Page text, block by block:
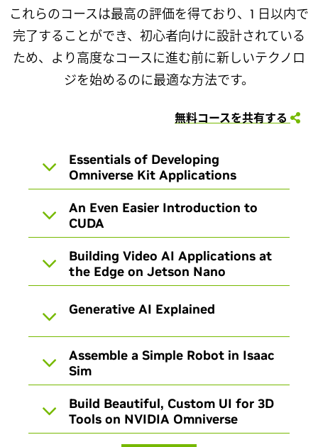
これらのコースは最高の評価を得ており、1 日以内で
完了することができ、初心者向けに設計されている
ため、より高度なコースに進む前に新しいテクノロ
ジを始めるのに最適な方法です。
無料コースを共有する
Essentials of Developing
Omniverse Kit Applications
An Even Easier Introduction to
CUDA
Building Video AI Applications at
the Edge on Jetson Nano
Generative AI Explained
Assemble a Simple Robot in Isaac
Sim
Build Beautiful, Custom UI for 3D
Tools on NVIDIA Omniverse